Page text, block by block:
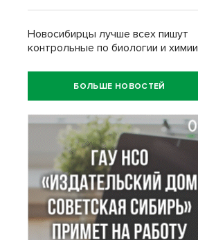
Новосибирцы лучше всех пишут
контрольные по биологии и химии
БОЛЬШЕ НОВОСТЕЙ